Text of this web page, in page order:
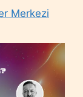
Merkezi